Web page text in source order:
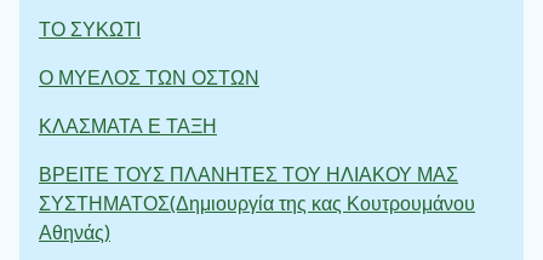
ΤΟ ΣΥΚΩΤΙ
Ο ΜΥΕΛΟΣ ΤΩΝ ΟΣΤΩΝ
ΚΛΑΣΜΑΤΑ Ε ΤΑΞΗ
ΒΡΕΙΤΕ ΤΟΥΣ ΠΛΑΝΗΤΕΣ ΤΟΥ ΗΛΙΑΚΟΥ ΜΑΣ
ΣΥΣΤΗΜΑΤΟΣ(Δημιουργία της κας Κουτρουμάνου
Αθηνάς)